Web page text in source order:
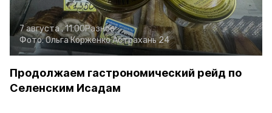
7 августа , 11:00Разное
Фото:Ольга КорженкоАстрахань 24
Продолжаем гастрономический рейд по
Селенским Исадам